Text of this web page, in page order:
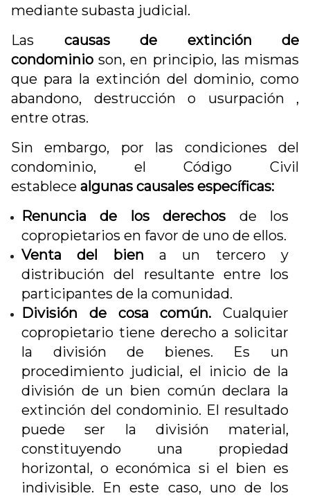
mediante subasta judicial.
Las causas de extinción de
condominio son, en principio, las mismas
que para la extinción del dominio, como
abandono, destrucción o usurpación ,
entre otras.
Sin embargo, por las condiciones del
condominio, el Código Civil
establece algunas causales específicas:
Renuncia de los derechos de los
copropietarios en favor de uno de ellos.
Venta del bien a un tercero y
distribución del resultante entre los
participantes de la comunidad.
División de cosa común. Cualquier
copropietario tiene derecho a solicitar
la división de bienes. Es un
procedimiento judicial, el inicio de la
división de un bien común declara la
extinción del condominio. El resultado
puede ser la división material,
constituyendo una propiedad
horizontal, o económica si el bien es
indivisible. En este caso, uno de los